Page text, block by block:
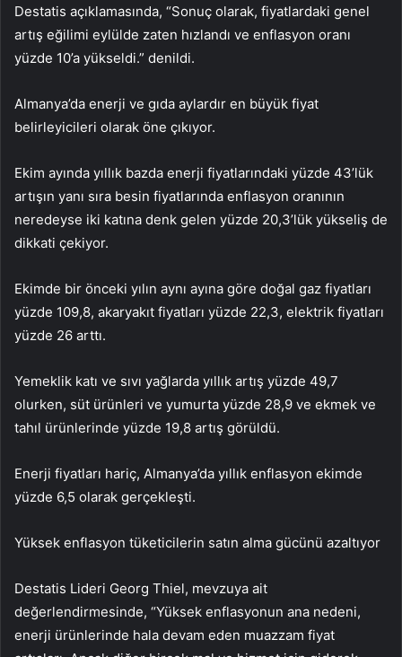
Destatis açıklamasında, “Sonuç olarak, fiyatlardaki genel
artış eğilimi eylülde zaten hızlandı ve enflasyon oranı
yüzde 10’a yükseldi.” denildi.
Almanya’da enerji ve gıda aylardır en büyük fiyat
belirleyicileri olarak öne çıkıyor.
Ekim ayında yıllık bazda enerji fiyatlarındaki yüzde 43’lük
artışın yanı sıra besin fiyatlarında enflasyon oranının
neredeyse iki katına denk gelen yüzde 20,3’lük yükseliş de
dikkati çekiyor.
Ekimde bir önceki yılın aynı ayına göre doğal gaz fiyatları
yüzde 109,8, akaryakıt fiyatları yüzde 22,3, elektrik fiyatları
yüzde 26 arttı.
Yemeklik katı ve sıvı yağlarda yıllık artış yüzde 49,7
olurken, süt ürünleri ve yumurta yüzde 28,9 ve ekmek ve
tahıl ürünlerinde yüzde 19,8 artış görüldü.
Enerji fiyatları hariç, Almanya’da yıllık enflasyon ekimde
yüzde 6,5 olarak gerçekleşti.
Yüksek enflasyon tüketicilerin satın alma gücünü azaltıyor
Destatis Lideri Georg Thiel, mevzuya ait
değerlendirmesinde, “Yüksek enflasyonun ana nedeni,
enerji ürünlerinde hala devam eden muazzam fiyat